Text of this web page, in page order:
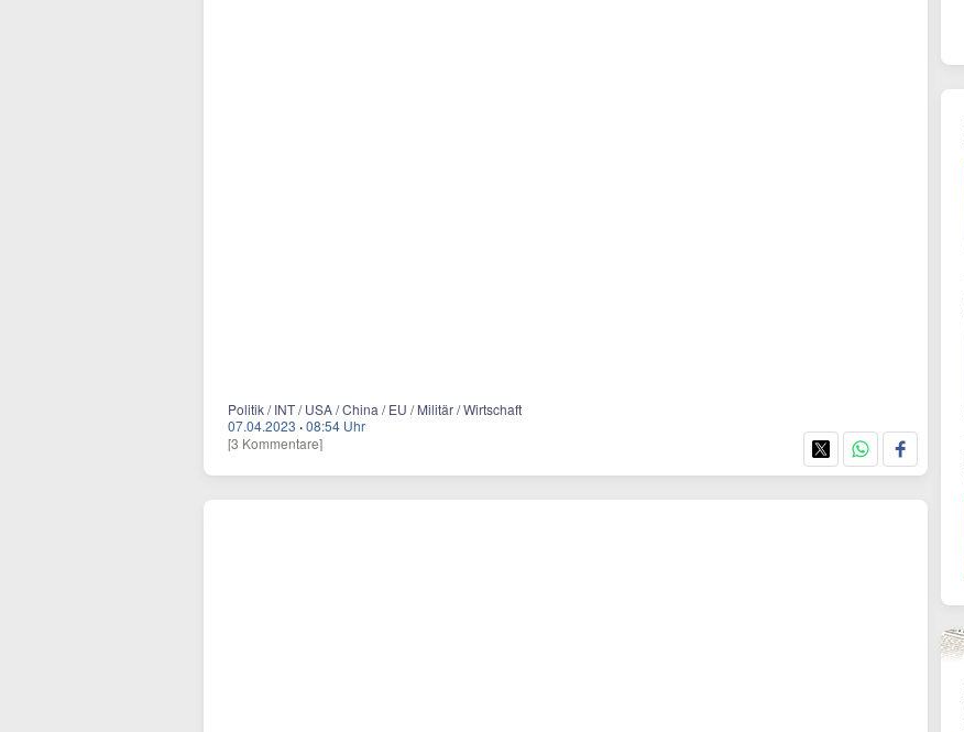
Politik / INT / USA / China / EU / Militär / Wirtschaft
07.04.2023 ·08:54 Uhr
[3 Kommentare]